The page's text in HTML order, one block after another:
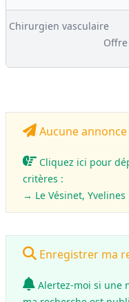
Chirurgien vasculaire
Aucune
Cliquez ici pour
critères :
→ Le Vésinet, Yvelines
Enregistrer ma
Alertez-moi si une